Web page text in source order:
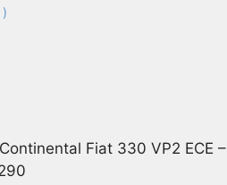
Fiat 330 VP2 ECE –